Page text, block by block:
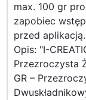
max. 100 gr
zapobiec
przed
Opis: "I-
Przezroczysta
GR –